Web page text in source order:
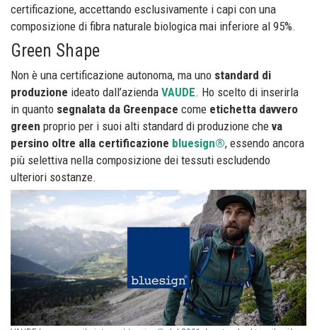
certificazione, accettando esclusivamente i capi con una
composizione di fibra naturale biologica mai inferiore al 95%.
Green Shape
Non è una certificazione autonoma, ma uno standard di
produzione ideato dall’azienda VAUDE. Ho scelto di inserirla
in quanto segnalata da Greenpace come etichetta davvero
green proprio per i suoi alti standard di produzione che va
persino oltre alla certificazione bluesign®, essendo ancora
più selettiva nella composizione dei tessuti escludendo
ulteriori sostanze.